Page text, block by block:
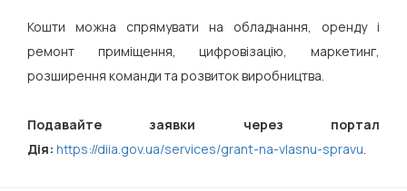
Кошти можна спрямувати на обладнання, оренду і
ремонт приміщення, цифровізацію, маркетинг,
розширення команди та розвиток виробництва.
Подавайте заявки через портал
Дія: https://diia.gov.ua/services/grant-na-vlasnu-spravu